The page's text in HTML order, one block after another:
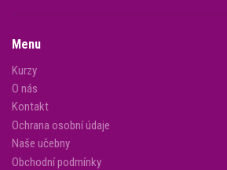
Menu
Kurzy
O nás
Kontakt
Ochrana osobní údaje
Naše učebny
Obchodní podmínky